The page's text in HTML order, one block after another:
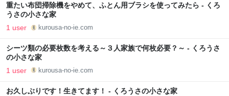
重たい布団掃除機をやめて、ふとん用ブラシを使ってみたら - くろ
うさの小さな家
1 user kurousa-no-ie.com
シーツ類の必要枚数を考える～３人家族で何枚必要？～ - くろうさ
の小さな家
1 user kurousa-no-ie.com
お久しぶりです！生きてます！ - くろうさの小さな家